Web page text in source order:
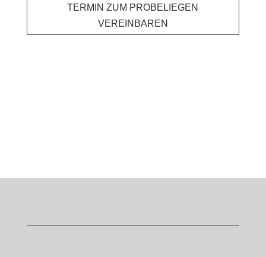
TERMIN ZUM PROBELIEGEN
VEREINBAREN